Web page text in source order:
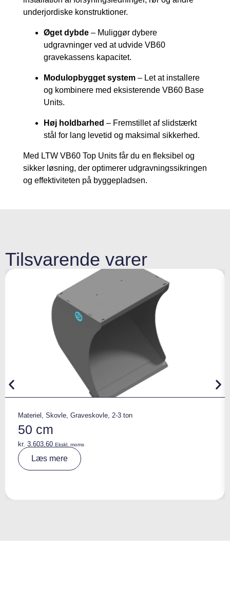
underjordiske konstruktioner.
Øget dybde – Muliggør dybere
udgravninger ved at udvide VB60
gravekassens kapacitet.
Modulopbygget system – Let at installere
og kombinere med eksisterende VB60 Base
Units.
Høj holdbarhed – Fremstillet af slidstærkt
stål for lang levetid og maksimal sikkerhed.
Med LTW VB60 Top Units får du en fleksibel og
sikker løsning, der optimerer udgravningssikringen
og effektiviteten på byggepladsen.
Tilsvarende varer
Materiel , Skovle, Graveskovle, 2-3 ton
50 cm
kr. 3.603,60 Ekskl. moms
Læs mere